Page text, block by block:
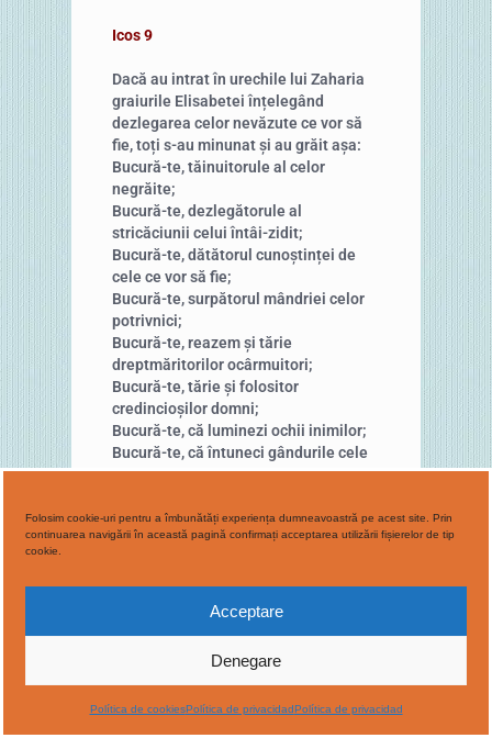
Folosim cookie-uri pentru a îmbunătăți experiența dumneavoastră pe acest site. Prin
continuarea navigării în această pagină confirmați acceptarea utilizării fișierelor de tip
cookie.
Acceptare
Denegare
Política de cookiesPolítica de privacidadPolítica de privacidad
Icos 9
Dacă au intrat în urechile lui Zaharia
graiurile Elisabetei înțelegând
dezlegarea celor nevăzute ce vor să
fie, toți s-au minunat și au grăit așa:
Bucură-te, tăinuitorule al celor
negrăite;
Bucură-te, dezlegătorule al
stricăciunii celui întâi-zidit;
Bucură-te, dătătorul cunoștinței de
cele ce vor să fie;
Bucură-te, surpătorul mândriei celor
potrivnici;
Bucură-te, reazem și tărie
dreptmăritorilor ocârmuitori;
Bucură-te, tărie și folositor
credincioșilor domni;
Bucură-te, că luminezi ochii inimilor;
Bucură-te, că întuneci gândurile cele
rele;
miros;
Bucură-te, suflet cinstit al sufletelor
Bucură-te, doctorul sufletelor și al
Bucură-te, sfinte Ioane, preacinstite